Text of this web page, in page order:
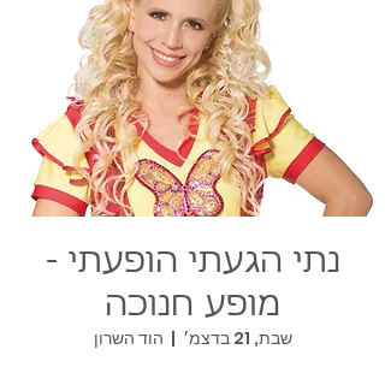
נתי הגעתי הופעתי -
מופע חנוכה
שבת, 21 בדצמ׳
  |
הוד השרון